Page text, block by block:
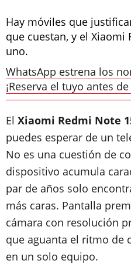
Hay móviles que
que cuestan, y el Xiaomi
uno.
WhatsApp estrena los
¡Reserva el tuyo antes
El Xiaomi Redmi Note
puedes esperar de un
No es una cuestión de
dispositivo acumula
par de años solo
más caras. Pantalla
cámara con resolución
que aguanta el ritmo de
en un solo equipo.